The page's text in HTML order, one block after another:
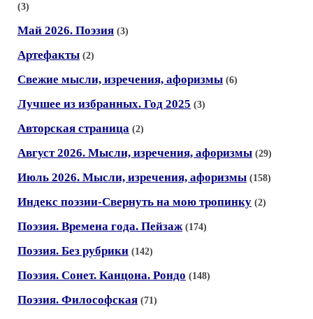
(3)
Май 2026. Поэзия (3)
Артефакты (2)
Свежие мысли, изречения, афоризмы (6)
Лучшее из избранных. Год 2025 (3)
Авторская страница (2)
Август 2026. Мысли, изречения, афоризмы (29)
Июль 2026. Мысли, изречения, афоризмы (158)
Индекс поэзии-Свернуть на мою тропинку (2)
Поэзия. Времена года. Пейзаж (174)
Поэзия. Без рубрики (142)
Поэзия. Сонет. Канцона. Рондо (148)
Поэзия. Философская (71)